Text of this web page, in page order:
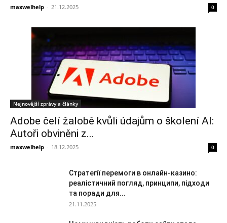
maxwelhelp - 21.12.2025 0
Nejnovější zprávy a články
Adobe čelí žalobě kvůli údajům o školení AI:
Autoři obviněni z...
maxwelhelp - 18.12.2025 0
Стратегії перемоги в онлайн-казино:
реалістичний погляд, принципи, підходи
та поради для...
21.11.2025